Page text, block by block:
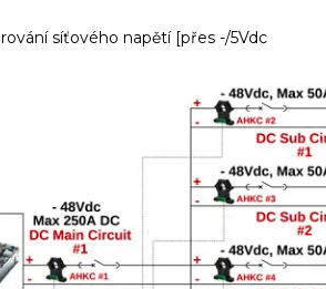
síťového napětí [přes -/5Vdc